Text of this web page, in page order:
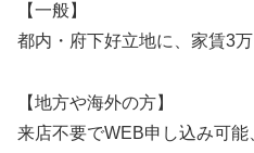
【一般】
都内・府下好立地に、家賃3
【地方や海外の方】
来店不要でWEB申し込み可